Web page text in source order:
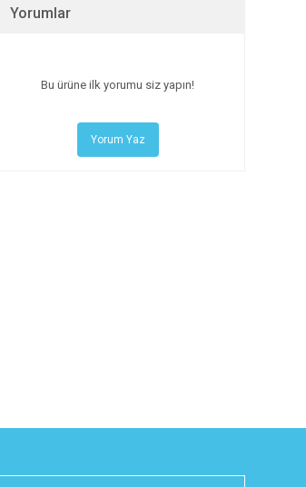
Yorumlar
Bu ürüne ilk yorumu siz yapın!
Yorum Yaz